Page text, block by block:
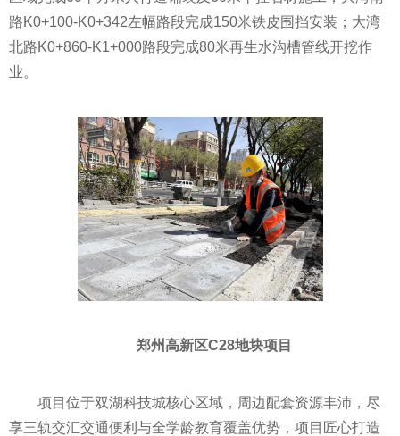
路K0+100-K0+342左幅路段完成150米铁皮围挡安装；大湾
北路K0+860-K1+000路段完成80米再生水沟槽管线开挖作
业。
郑州高新区C28地块项目
项目位于双湖科技城核心区域，周边配套资源丰沛，尽
享三轨交汇交通便利与全学龄教育覆盖优势，项目匠心打造